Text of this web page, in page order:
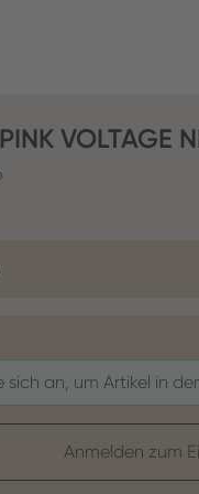
VOLTAGE
sich an, um Artikel in
Anmelden zum